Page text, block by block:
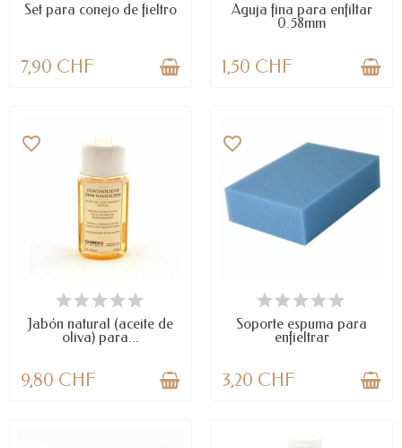
Set para conejo de fieltro
7,90 CHF
Aguja fina para enfiltar
0.58mm
1,50 CHF
DISPONIBLE
favorite_border
Jabón natural (aceite de
oliva) para...
9,80 CHF
DISPONIBLE
favorite_border
Soporte espuma para
enfieltrar
3,20 CHF